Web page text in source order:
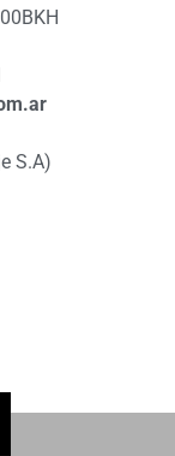
S.A)